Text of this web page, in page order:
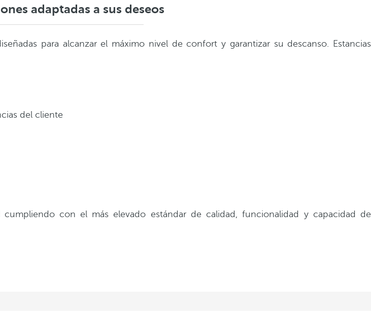
adaptadas a sus deseos
para alcanzar el máximo nivel de confort y garantizar su descanso. Estancias
del cliente
con el más elevado estándar de calidad, funcionalidad y capacidad de